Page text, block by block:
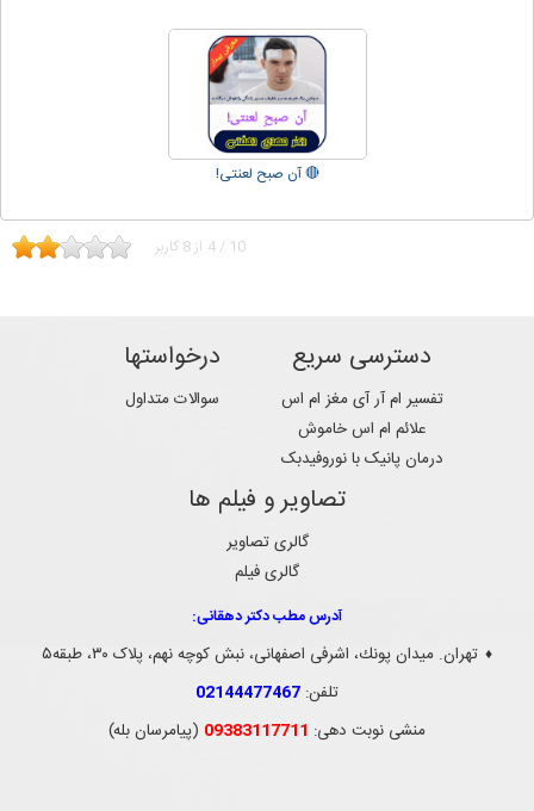
🔴 آن صبح لعنتی!
4 / 10 از8 کاربر
دسترسی سریع
تفسیر ام آر آی مغز ام اس
علائم ام اس خاموش
درمان پانیک با نوروفیدبک
درخواستها
سوالات متداول
تصاویر و فیلم ها
گالری تصاویر
گالری فیلم
آدرس مطب دکتر دهقانی:
♦ تهران. ميدان پونك، اشرفی اصفهانی، نبش کوچه نهم، پلاک ۳۰، طبقه۵
تلفن: 02144477467
منشی نوبت دهی: 09383117711 (پیامرسان بله)